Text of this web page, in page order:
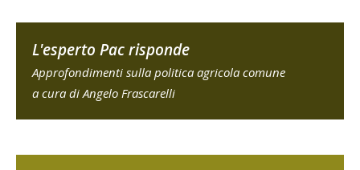
L'esperto Pac risponde
Approfondimenti sulla politica agricola comune
a cura di Angelo Frascarelli